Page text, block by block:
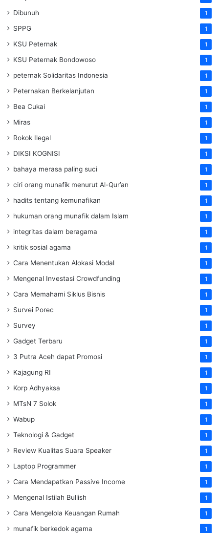
Dibunuh 1
SPPG 1
KSU Peternak 1
KSU Peternak Bondowoso 1
peternak Solidaritas Indonesia 1
Peternakan Berkelanjutan 1
Bea Cukai 1
Miras 1
Rokok Ilegal 1
DIKSI KOGNISI 1
bahaya merasa paling suci 1
ciri orang munafik menurut Al-Qur’an 1
hadits tentang kemunafikan 1
hukuman orang munafik dalam Islam 1
integritas dalam beragama 1
kritik sosial agama 1
Cara Menentukan Alokasi Modal 1
Mengenal Investasi Crowdfunding 1
Cara Memahami Siklus Bisnis 1
Survei Porec 1
Survey 1
Gadget Terbaru 1
3 Putra Aceh dapat Promosi 1
Kajagung RI 1
Korp Adhyaksa 1
MTsN 7 Solok 1
Wabup 1
Teknologi & Gadget 1
Review Kualitas Suara Speaker 1
Laptop Programmer 1
Cara Mendapatkan Passive Income 1
Mengenal Istilah Bullish 1
Cara Mengelola Keuangan Rumah 1
munafik berkedok agama 1